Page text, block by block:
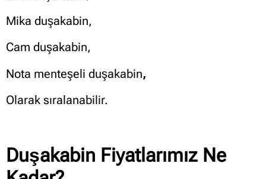
Mika duşakabin,
Cam duşakabin,
Nota menteşeli duşakabin,
Olarak sıralanabilir.
Duşakabin Fiyatlarımız Ne